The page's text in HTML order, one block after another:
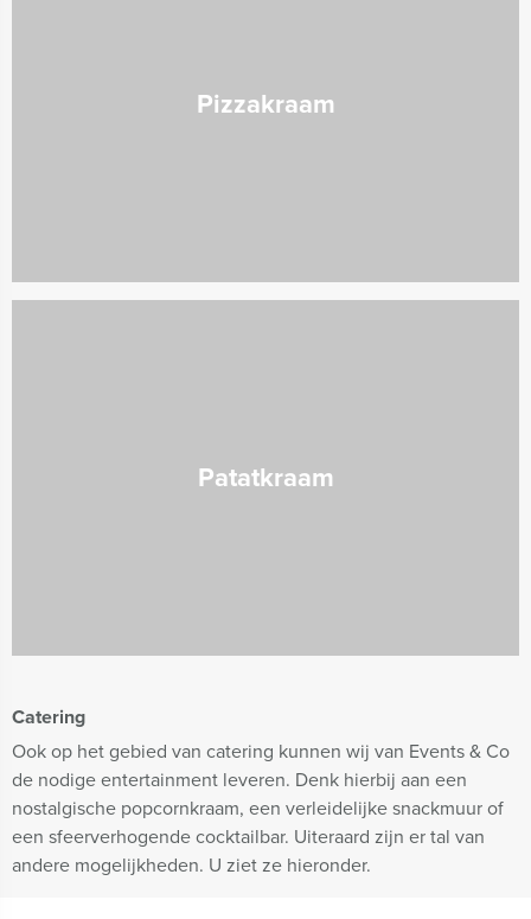
Catering
Ook op het gebied van catering kunnen wij van Events & Co
de nodige entertainment leveren. Denk hierbij aan een
nostalgische popcornkraam, een verleidelijke snackmuur of
een sfeerverhogende cocktailbar. Uiteraard zijn er tal van
andere mogelijkheden. U ziet ze hieronder.
Pizzakraam
Patatkraam